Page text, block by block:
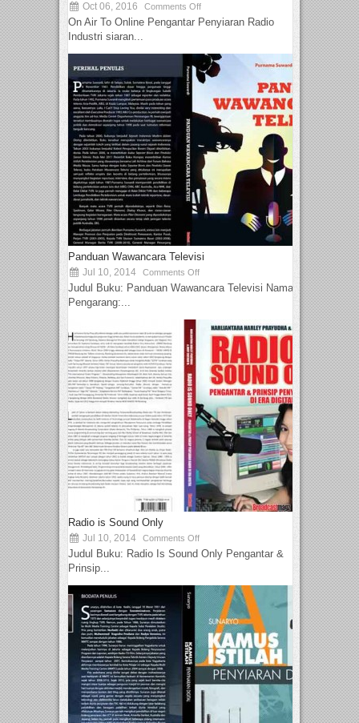
Oct 06, 2016 Comments Off
On Air To Online Pengantar Penyiaran Radio
Industri siaran...
Panduan Wawancara Televisi
Jul 10, 2014 Comments Off
Judul Buku: Panduan Wawancara Televisi Nama
Pengarang:...
Radio is Sound Only
Jul 10, 2014 Comments Off
Judul Buku: Radio Is Sound Only Pengantar &
Prinsip...